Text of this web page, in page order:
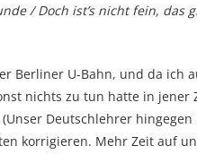
/ Doch ist’s nicht fein, das
Berliner U-Bahn, und da ich
nichts zu tun hatte in jener
Deutschlehrer hingegen
korrigieren. Mehr Zeit auf